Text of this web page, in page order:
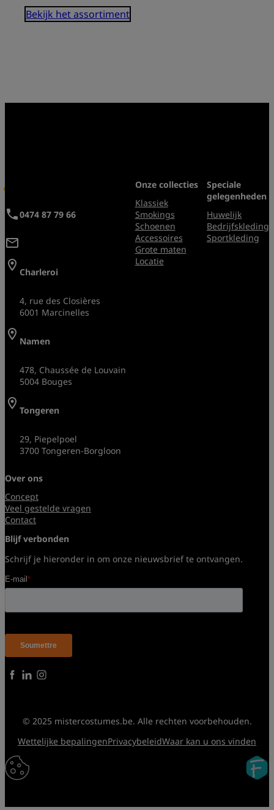
Bekijk het assortiment
0474 87 79 66
Charleroi
4, rue des Closières
6001 Marcinelles
Namen
478, Chaussée de Louvain
5004 Bouges
Tongeren
29, Piepelpoel
3700 Tongeren-Borgloon
Onze collecties
Klassiek
Smokings
Schoenen
Accessoires
Grote maten
Locatie
Speciale
gelegenheden
Huwelijk
Bedrijfskleding
Sportkleding
Over ons
Concept
Veel gestelde vragen
Contact
Blijf verbonden
Schrijf je hieronder in om onze nieuwsbrief te ontvangen.
© 2025 mistercostumes.be. Alle rechten voorbehouden.
Wettelijke bepalingenPrivacybeleidWaar kan u ons vinden